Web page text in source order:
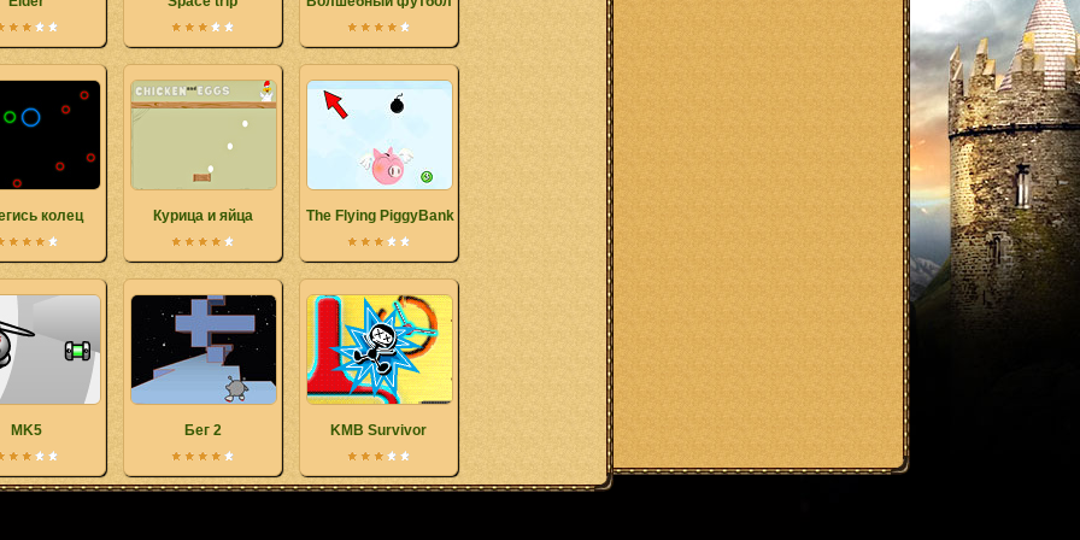
колец Курица и яйца The Flying PiggyBank
MK5 Бег 2 KMB Survivor